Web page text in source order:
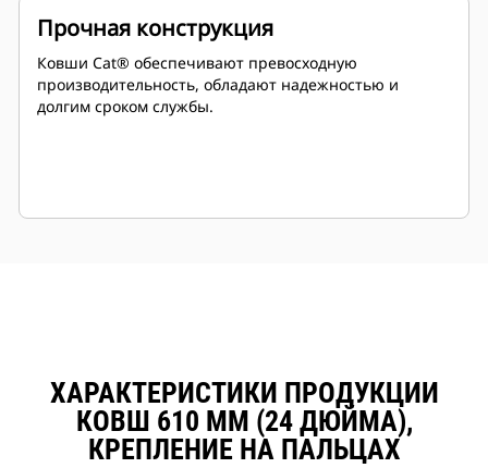
Прочная конструкция
Ковши Cat® обеспечивают превосходную
производительность, обладают надежностью и
долгим сроком службы.
ХАРАКТЕРИСТИКИ ПРОДУКЦИИ
КОВШ 610 ММ (24 ДЮЙМА),
КРЕПЛЕНИЕ НА ПАЛЬЦАХ